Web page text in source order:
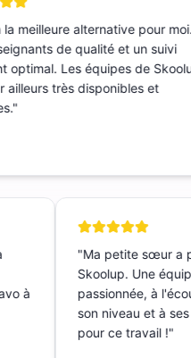
la meilleure alternative pour
de qualité et un suivi
optimal. Les équipes de
ailleurs très disponibles et
à
Ma petite sœur a
Skoolup. Une
passionnée, à
son niveau et à ses
pour ce travail !"